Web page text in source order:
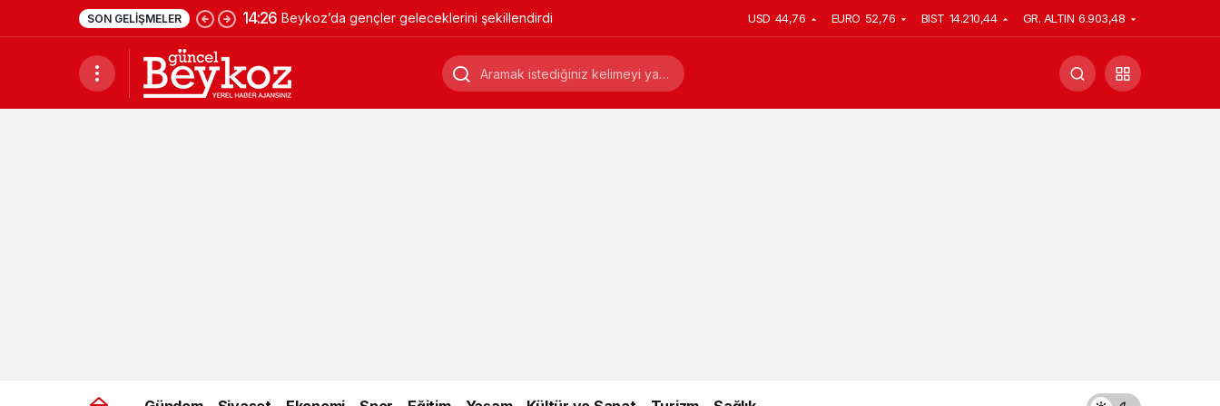
SON GELIŞMELER 14:26 Beykoz’da gençler geleceklerini şekillendirdi USD 44,76 EURO 52,76 BIST 14.210,44 GR. ALTIN 6.903,48